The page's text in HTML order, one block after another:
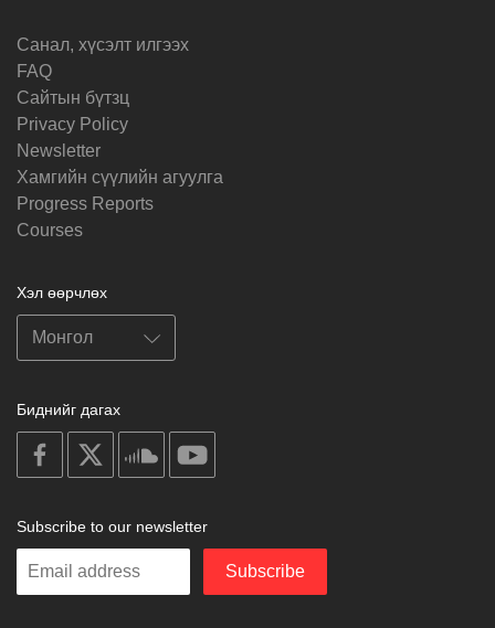
Санал, хүсэлт илгээх
FAQ
Cайтын бүтзц
Privacy Policy
Newsletter
Хамгийн сүүлийн агуулга
Progress Reports
Courses
Хэл өөрчлөх
Биднийг дагах
on
facebook
soundcloud
Subscribe to our newsletter
Enter
Subscribe